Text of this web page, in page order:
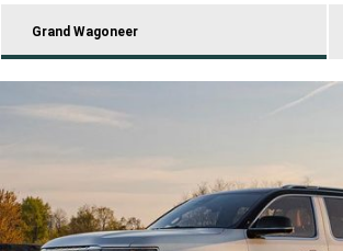
Grand Wagoneer